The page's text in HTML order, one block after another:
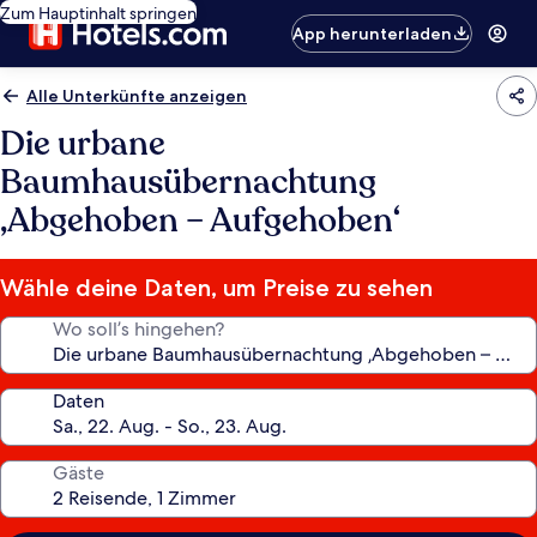
Zum Hauptinhalt springen
App herunterladen
Alle Unterkünfte anzeigen
Die urbane
Baumhausübernachtung
‚Abgehoben – Aufgehoben‘
Wähle deine Daten, um Preise zu sehen
Wo soll’s hingehen?
Daten
Gäste